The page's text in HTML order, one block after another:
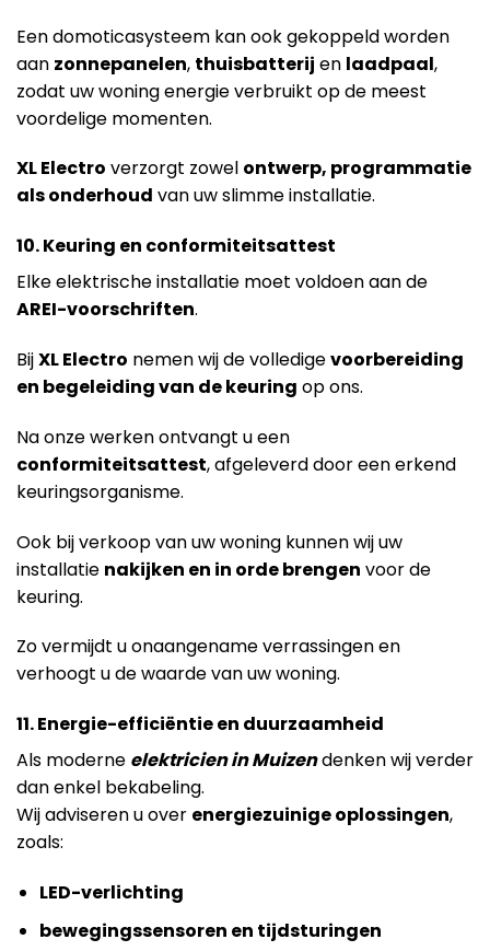
Een domoticasysteem kan ook gekoppeld worden
aan zonnepanelen, thuisbatterij en laadpaal,
zodat uw woning energie verbruikt op de meest
voordelige momenten.
XL Electro verzorgt zowel ontwerp, programmatie
als onderhoud van uw slimme installatie.
10. Keuring en conformiteitsattest
Elke elektrische installatie moet voldoen aan de
AREI-voorschriften.
BijXL Electro nemen wij de volledigevoorbereiding
en begeleiding van de keuring op ons.
Na onze werken ontvangt u een
conformiteitsattest, afgeleverd door een erkend
keuringsorganisme.
Ook bij verkoop van uw woning kunnen wij uw
installatie nakijken en in orde brengen voor de
keuring.
Zo vermijdt u onaangename verrassingen en
verhoogt u de waarde van uw woning.
11. Energie-efficiëntie en duurzaamheid
Als moderne elektricien in Muizendenken wij verder
dan enkel bekabeling.
Wij adviseren u over energiezuinige oplossingen,
zoals:
LED-verlichting
bewegingssensoren en tijdsturingen